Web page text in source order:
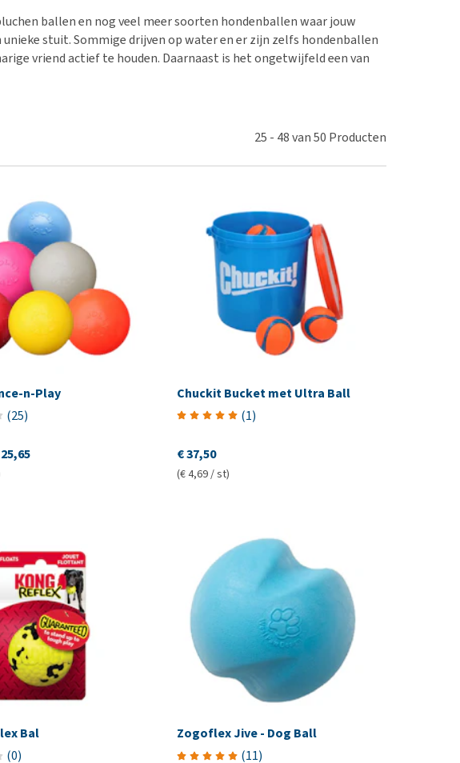
Ouderdom en dementie
Overgewicht en conditie
Help! Mijn hond plast in
huis. Wat nu?
ballen en nog veel meer soorten hondenballen waar jouw
stuit. Sommige drijven op water en er zijn zelfs hondenballen
vriend actief te houden. Daarnaast is het ongetwijfeld een van
25 - 48van50 Producten
n-Play
(25)
Chuckit Bucket met Ultra Ball
(1)
€ 37,50
(€ 4,69 / st)
Bal
(0)
Zogoflex Jive - Dog Ball
(11)